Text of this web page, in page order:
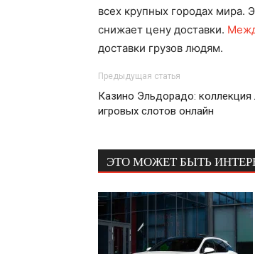
всех крупных городах мира.
снижает цену доставки.
доставки грузов людям.
Предыдущая статья
Казино Эльдорадо: коллекция
игровых слотов онлайн
ЭТО МОЖЕТ БЫТЬ